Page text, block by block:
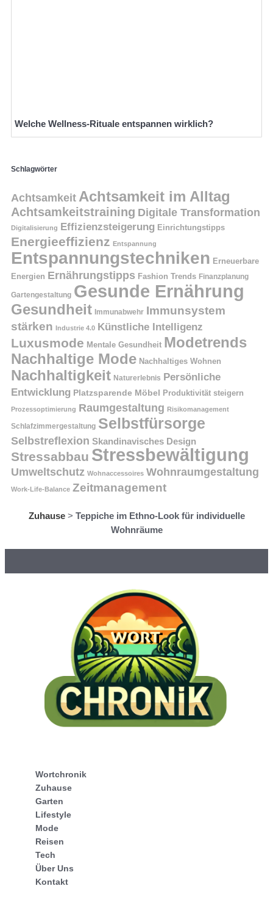
Welche Wellness-Rituale entspannen wirklich?
Schlagwörter
Achtsamkeit Achtsamkeit im Alltag
Achtsamkeitstraining Digitale Transformation
Digitalisierung Effizienzsteigerung Einrichtungstipps
Energieeffizienz Entspannung
Entspannungstechniken Erneuerbare
Energien Ernährungstipps Fashion Trends Finanzplanung
Gartengestaltung Gesunde Ernährung
Gesundheit Immunabwehr Immunsystem
stärken Industrie 4.0 Künstliche Intelligenz
Luxusmode Mentale Gesundheit Modetrends
Nachhaltige Mode Nachhaltiges Wohnen
Nachhaltigkeit Naturerlebnis Persönliche
Entwicklung Platzsparende Möbel Produktivität steigern
Prozessoptimierung Raumgestaltung Risikomanagement
Schlafzimmergestaltung Selbstfürsorge
Selbstreflexion Skandinavisches Design
Stressabbau Stressbewältigung
Umweltschutz Wohnaccessoires Wohnraumgestaltung
Work-Life-Balance Zeitmanagement
Zuhause> Teppiche im Ethno-Look für individuelle
Wohnräume
Wortchronik
Zuhause
Garten
Lifestyle
Mode
Reisen
Tech
Über Uns
Kontakt